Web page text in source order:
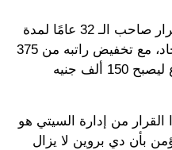
العقد الجديد ينطوي على استمرار صاحب الـ 32 عامًا لمدة
12 شهرًا إضافيًا في ملعب الاتحاد، مع تخفيض راتبه من 375
ألف جنيه إسترليني في الأسبوع ليصبح 150 ألف جنيه
من إدارة السيتي هو
بأن دي بروين لا يزال